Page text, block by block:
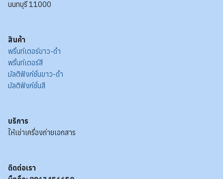
นนทบุรี 11000
สินค้า
พริ้นท์เตอร์ขาว-ดำ
พริ้นท์เตอร์สี
มัลติฟังก์ชั่นขาว-ดำ
มัลติฟังก์ชั่นสี
บริการ
ให้เช่าเครื่องถ่ายเอกสาร
ติดต่อเรา